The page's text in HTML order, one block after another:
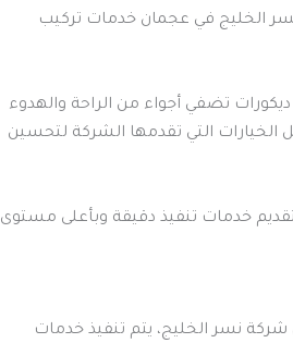
الخليج في عجمان خدمات تركيب
تضفي أجواء من الراحة والهدوء
التي تقدمها الشركة لتحسين
خدمات تنفيذ دقيقة وبأعلى مستوى
نسر الخليج، يتم تنفيذ خدمات